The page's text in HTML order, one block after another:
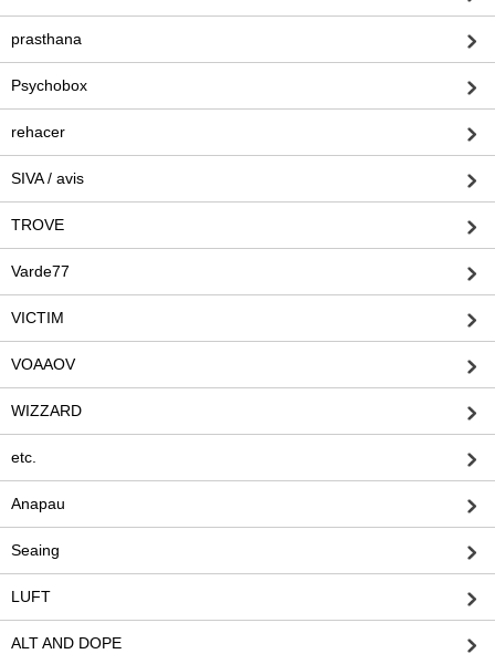
prasthana
Psychobox
rehacer
SIVA / avis
TROVE
Varde77
VICTIM
VOAAOV
WIZZARD
etc.
Anapau
Seaing
LUFT
ALT AND DOPE